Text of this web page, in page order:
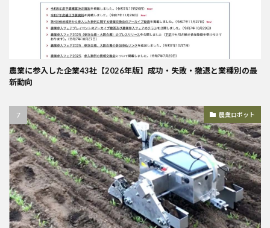
農業に参入した企業43社【2026年版】成功・失敗・撤退と業種別の最
新動向
農業ロボット